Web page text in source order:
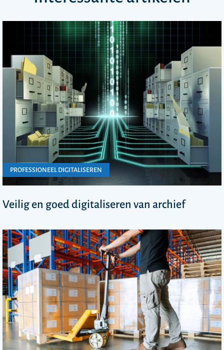
PROFESSIONEEL DIGITALISEREN
Veilig en goed digitaliseren van archief